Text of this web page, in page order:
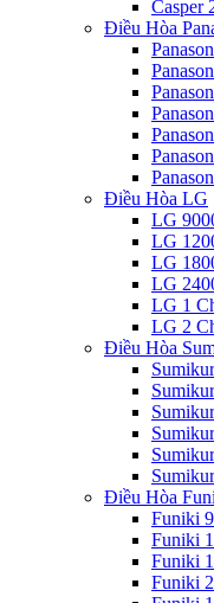
Casper
Điều Hòa
Điều Hòa LG
LG
LG
LG
LG
LG 1
LG 2
Điều Hòa
Điều Hòa
Funiki
Funiki
Funiki
Funiki